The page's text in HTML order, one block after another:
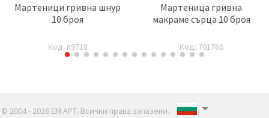
Мартеници гривна шнур
10 броя
Код: n9718
Мартеница гривна
макраме сърца 10 броя
Код: 701786
© 2004 - 2026 ЕМ АРТ. Всички права запазени..